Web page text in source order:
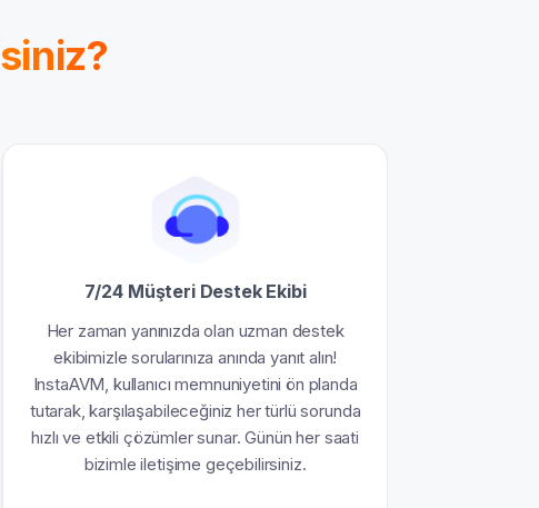
7/24 Müşteri Destek Ekibi
Her zaman yanınızda olan uzman destek
ekibimizle sorularınıza anında yanıt alın!
InstaAVM, kullanıcı memnuniyetini ön planda
tutarak, karşılaşabileceğiniz her türlü sorunda
hızlı ve etkili çözümler sunar. Günün her saati
bizimle iletişime geçebilirsiniz.